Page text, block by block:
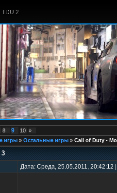
TDU 2
8 9 10 »
игры » Остальные игры » Call of Duty -
3
Дата: Среда, 25.05.2011,